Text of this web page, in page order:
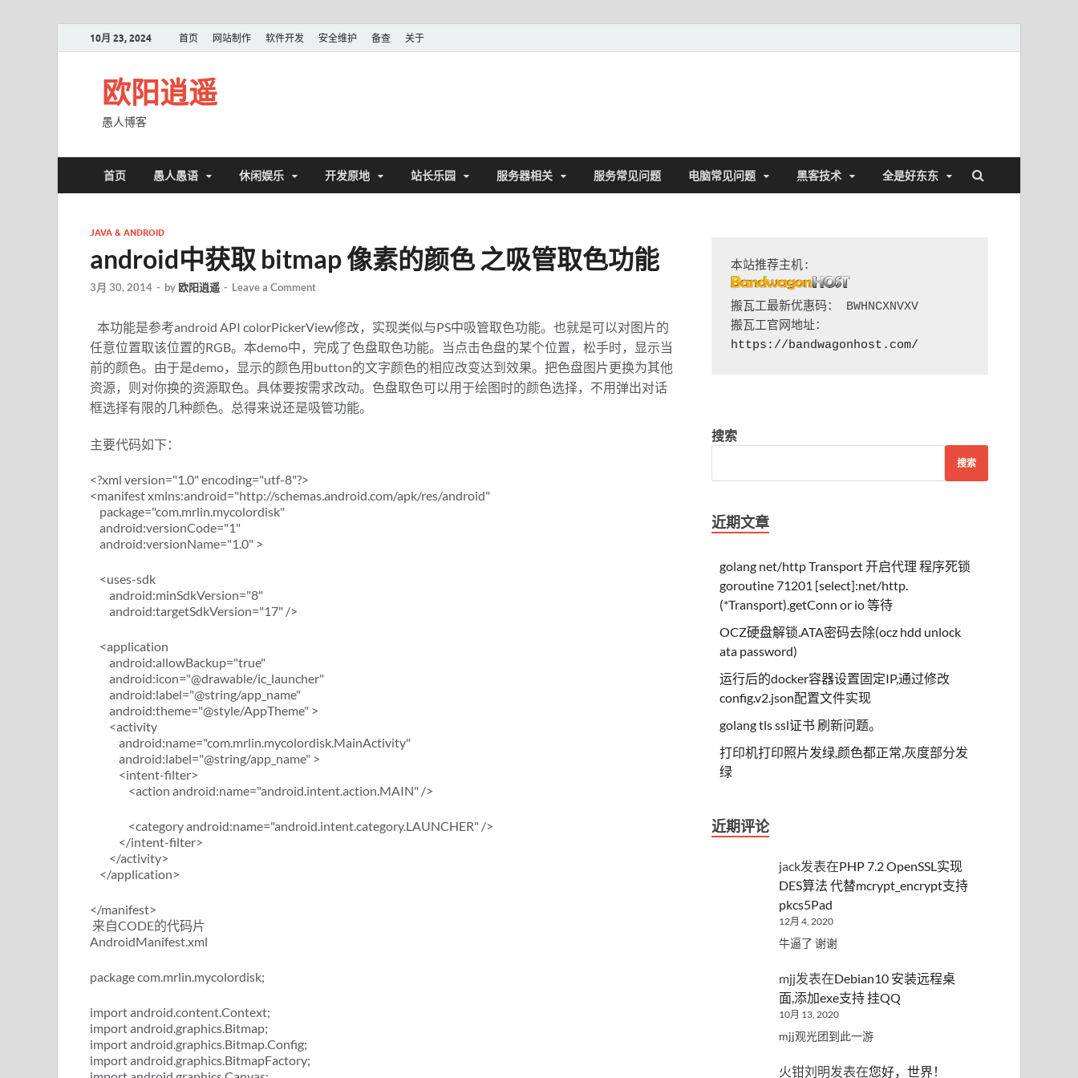
10月 23, 2024 首页 网站制作 软件开发 安全维护 备查 关于
欧阳逍遥
愚人博客
首页 愚人愚语 休闲娱乐 开发原地 站长乐园 服务器相关 服务常见问题 电脑常见问题 黑客技术 全是好东东
JAVA & ANDROID
android中获取 bitmap 像素的颜色 之吸管取色功能
3月 30, 2014 - by 欧阳逍遥 - Leave a Comment
本功能是参考android API colorPickerView修改，实现类似与PS中吸管取色功能。也就是可以对图片的
任意位置取该位置的RGB。本demo中，完成了色盘取色功能。当点击色盘的某个位置，松手时，显示当
前的颜色。由于是demo，显示的颜色用button的文字颜色的相应改变达到效果。把色盘图片更换为其他
资源，则对你换的资源取色。具体要按需求改动。色盘取色可以用于绘图时的颜色选择，不用弹出对话
框选择有限的几种颜色。总得来说还是吸管功能。
主要代码如下：
<?xml version="1.0" encoding="utf-8"?>
<manifest xmlns:android="http://schemas.android.com/apk/res/android"
package="com.mrlin.mycolordisk"
android:versionCode="1"
android:versionName="1.0" >
<uses-sdk
android:minSdkVersion="8"
android:targetSdkVersion="17" />
<application
android:allowBackup="true"
android:icon="@drawable/ic_launcher"
android:label="@string/app_name"
android:theme="@style/AppTheme" >
<activity
android:name="com.mrlin.mycolordisk.MainActivity"
android:label="@string/app_name" >
<intent-filter>
<action android:name="android.intent.action.MAIN" />
<category android:name="android.intent.category.LAUNCHER" />
</intent-filter>
</activity>
</application>
</manifest>
来自CODE的代码片
AndroidManifest.xml
package com.mrlin.mycolordisk;
import android.content.Context;
import android.graphics.Bitmap;
import android.graphics.Bitmap.Config;
import android.graphics.BitmapFactory;
搬瓦工最新优惠码： BWHNCXNVXV
搬瓦工官网地址：
https://bandwagonhost.com/
搜索
搜索
近期文章
golang net/http Transport 开启代理 程序死锁
goroutine 71201 [select]:net/http.
(*Transport).getConn or io 等待
OCZ硬盘解锁.ATA密码去除(ocz hdd unlock
ata password)
运行后的docker容器设置固定IP,通过修改
config.v2.json配置文件实现
golang tls ssl证书 刷新问题。
打印机打印照片发绿,颜色都正常,灰度部分发
绿
近期评论
jack发表在PHP 7.2 OpenSSL实现
DES算法 代替mcrypt_encrypt支持
pkcs5Pad
12月 4, 2020
牛逼了 谢谢
mjj发表在Debian10 安装远程桌
面,添加exe支持 挂QQ
10月 13, 2020
mjj观光团到此一游
火钳刘明发表在您好，世界！